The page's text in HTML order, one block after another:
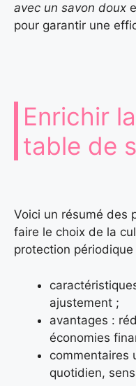
avec un savon doux
pour garantir une
Enrichir
table de
Voici un résumé des
faire le choix de la
protection périodique
ajustement ;
avantages :
économies
commentaires
quotidien,